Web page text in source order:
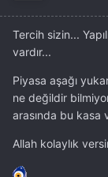
Tercih sizin...
vardır...
Piyasa aşağı
ne değildir
arasında bu kasa
Allah kolaylık